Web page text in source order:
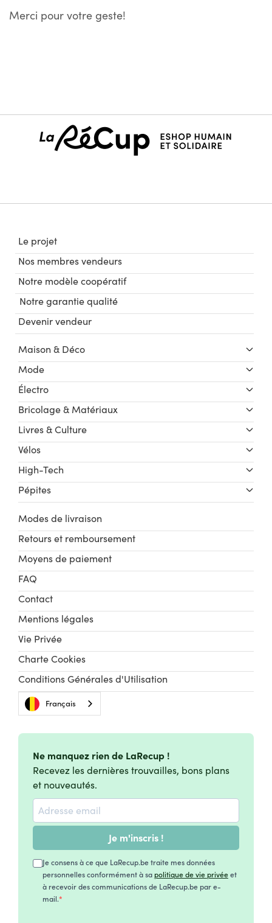
Merci pour votre geste!
Le projet
Nos membres vendeurs
Notre modèle coopératif
Notre garantie qualité
Devenir vendeur
Maison & Déco
Mode
Électro
Bricolage & Matériaux
Livres & Culture
Vélos
High-Tech
Pépites
Modes de livraison
Retours et remboursement
Moyens de paiement
FAQ
Contact
Mentions légales
Vie Privée
Charte Cookies
Conditions Générales d'Utilisation
Français
Ne manquez rien de LaRecup !
Recevez les dernières trouvailles, bons plans
et nouveautés.
Je m'inscris !
Je consens à ce que LaRecup.be traite mes données
personnelles conformément à sapolitique de vie privéeet
à recevoir des communications de LaRecup.be par e-
mail.